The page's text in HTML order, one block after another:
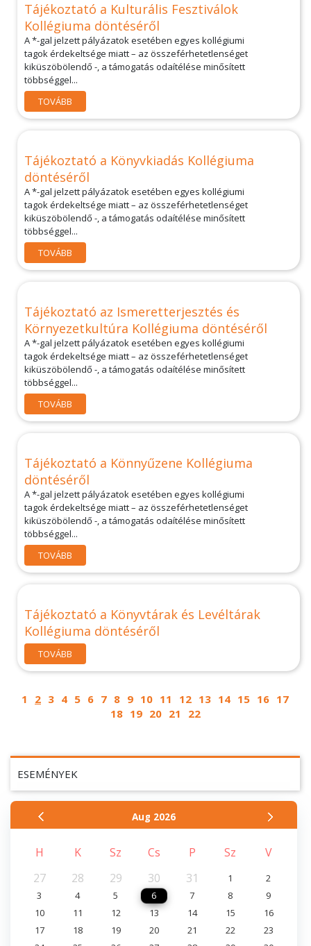
ESEMÉNYEK
Aug 2026
H K Sz Cs P Sz
V
27
28 29 30 31 1
2
3
4 5 6 7 8
9
10
11 12 13 14 15
16
17
18 19 20 21 22
23
Tájékoztató a Kulturális Fesztiválok
Kollégiuma döntéséről
A *-gal jelzett pályázatok esetében egyes kollégiumi
tagok érdekeltsége miatt – az összeférhetetlenséget
kiküszöbölendő -, a támogatás odaítélése minősített
többséggel...
TOVÁBB
Tájékoztató a Könyvkiadás Kollégiuma
döntéséről
A *-gal jelzett pályázatok esetében egyes kollégiumi
tagok érdekeltsége miatt – az összeférhetetlenséget
kiküszöbölendő -, a támogatás odaítélése minősített
többséggel...
TOVÁBB
Tájékoztató az Ismeretterjesztés és
Környezetkultúra Kollégiuma döntéséről
A *-gal jelzett pályázatok esetében egyes kollégiumi
tagok érdekeltsége miatt – az összeférhetetlenséget
kiküszöbölendő -, a támogatás odaítélése minősített
többséggel...
TOVÁBB
Tájékoztató a Könnyűzene Kollégiuma
döntéséről
A *-gal jelzett pályázatok esetében egyes kollégiumi
tagok érdekeltsége miatt – az összeférhetetlenséget
kiküszöbölendő -, a támogatás odaítélése minősített
többséggel...
TOVÁBB
Tájékoztató a Könyvtárak és Levéltárak
Kollégiuma döntéséről
TOVÁBB
1 2 3 4 5 6 7 8 9 10 11 12 13 14 15 16 17
18 19 20 21 22